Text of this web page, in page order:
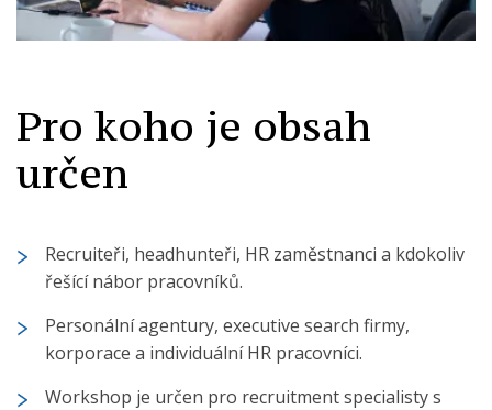
Pro koho je obsah
určen
Recruiteři, headhunteři, HR zaměstnanci a kdokoliv
řešící nábor pracovníků.
Personální agentury, executive search firmy,
korporace a individuální HR pracovníci.
Workshop je určen pro recruitment specialisty s